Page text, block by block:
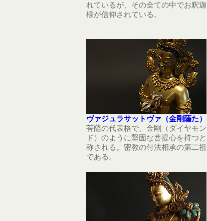
れているが、その全ての中でお釈迦
様が信仰されている。
ヴァジュラサットヴァ（金剛薩た）
菩薩の代表格で、金剛（ダイヤモン
ド）のように堅固な菩提心を持つと
称される。密教の付法相承の第二祖
である。